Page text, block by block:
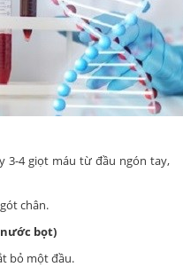
3-4 giọt máu từ đầu ngón tay,
chân.
bọt)
bỏ một đầu.